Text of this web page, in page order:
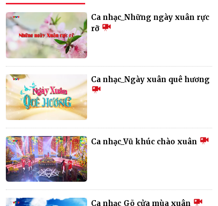
Ca nhạc_Những ngày xuân rực
rỡ
Ca nhạc_Ngày xuân quê hương
Ca nhạc_Vũ khúc chào xuân
Ca nhạc_Gõ cửa mùa xuân